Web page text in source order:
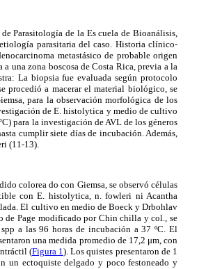
Parasitología de la Es cuela de Bioanálisis,
parasitaria del caso. Historia clínico-
metastásico de probable origen
una zona boscosa de Costa Rica, previa a la
La biopsia fue evaluada según protocolo
procedió a macerar el material biológico, se
para la observación morfológica de los
de E. histolytica y medio de cultivo
para la investigación de AVL de los géneros
cumplir siete días de incubación. Además,
(11-13).
colorea do con Giemsa, se observó células
con E. histolytica, n. fowleri ni Acantha
El cultivo en medio de Boeck y Drbohlav
de Page modificado por Chin chilla y col., se
a las 96 horas de incubación a 37 ºC. El
una medida promedio de 17,2 μm, con
(Figura 1). Los quistes presentaron de 1
un ectoquiste delgado y poco festoneado y